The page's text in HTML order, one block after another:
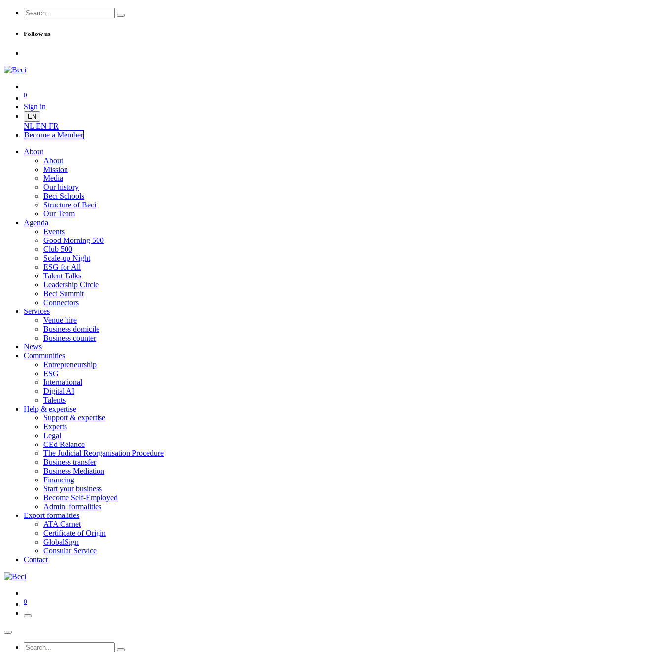
Follow us
0
Sign in
EN
NL EN FR
Become a Member
About
About
Mission
Media
Our history
Beci Schools
Structure of Beci
Our Team
Agenda
Events
Good Morning 500
Club 500
Scale-up Night
ESG for All
Talent Talks
Leadership Circle
Beci Summit
Connectors
Services
Venue hire
Business domicile
Business counter
News
Communities
Entrepreneurship
ESG
International
Digital AI
Talents
Help & expertise
Support & expertise
Experts
Legal
CEd Relance
The Judicial Reorganisation Procedure
Business transfer
Business Mediation
Financing
Start your business
Become Self-Employed
Admin. formalities
Export formalities
ATA Carnet
Certificate of Origin
GlobalSign
Consular Service
Contact
0